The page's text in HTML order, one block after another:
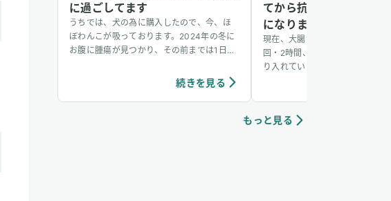
に過ごしてます
うちでは、犬の為に購入したので、今、ほ
ぼわんこが吸っております。2024年の冬に
お腹に腫瘍が見つかり、その前までは1日30
て吸っています。今のところ、抗がん剤の副
もっとわんちゃんの間でも水素吸入が当た
続きを見る
てから抗がん剤の副作用
になりました
現在、大腸がんの治療を続けな
回・2時間、水素吸入（毎分
り入れています。通い始めて約2
怠感や吐き気がつらかったので
もっと見る